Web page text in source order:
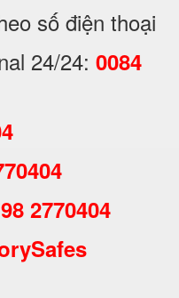
số điện thoại
24/24: 0084
2770404